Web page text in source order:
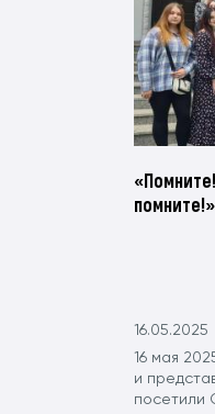
помните!»
16.05.2025
16 мая
и
посетили